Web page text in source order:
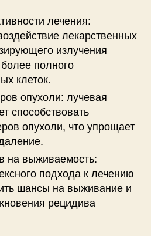
лечения:
лекарственных
излучения
полного
клеток.
опухоли: лучевая
способствовать
опухоли, что упрощает
на выживаемость:
подхода к лечению
шансы на выживание и
рецидива